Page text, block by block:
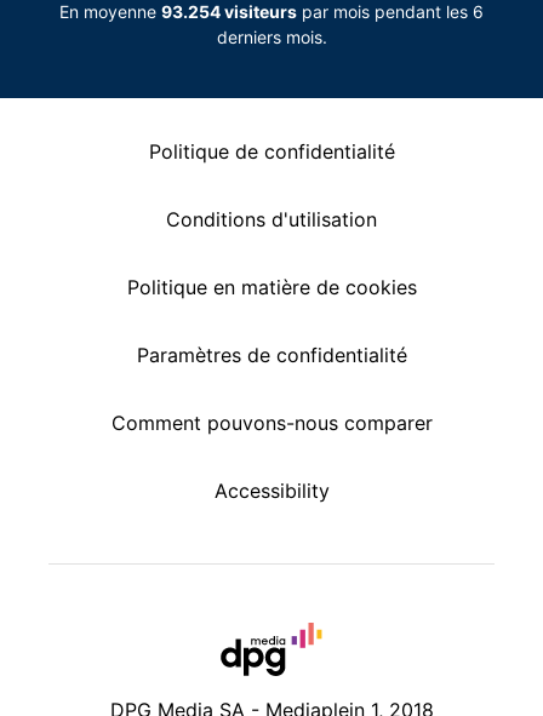
En moyenne 93.254 visiteurs par mois pendant les 6
derniers mois.
Politique de confidentialité
Conditions d'utilisation
Politique en matière de cookies
Paramètres de confidentialité
Comment pouvons-nous comparer
Accessibility
DPG Media SA - Mediaplein 1, 2018